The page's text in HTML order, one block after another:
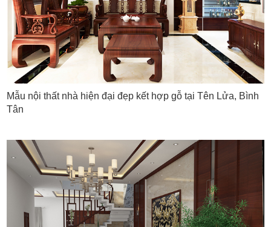
Mẫu nội thất nhà hiện đại đẹp kết hợp gỗ tại Tên Lửa, Bình
Tân